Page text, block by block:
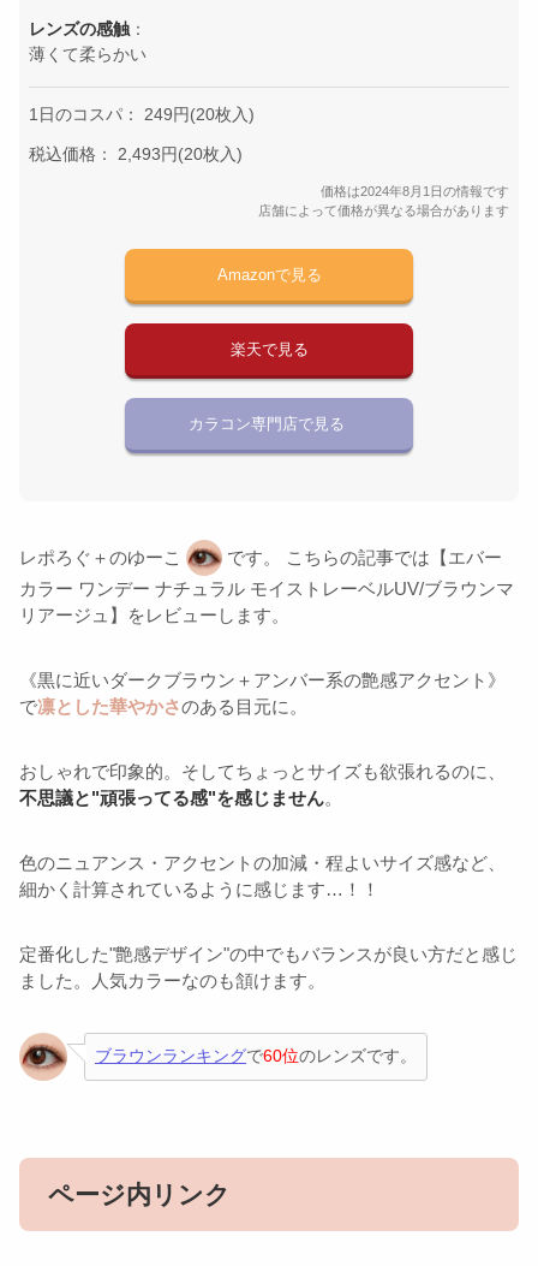
レンズの感触 ：
薄くて柔らかい
1日のコスパ： 249円(20枚入)
税込価格： 2,493円(20枚入)
価格は2024年8月1日の情報です
店舗によって価格が異なる場合があります
Amazonで見る
楽天で見る
カラコン専門店で見る
レポろぐ＋のゆーこ
です。 こちらの記事では【エバー
カラー ワンデー ナチュラル モイストレーベルUV/ブラウンマ
リアージュ】をレビューします。
《黒に近いダークブラウン＋アンバー系の艶感アクセント》
で凛とした華やかさのある目元に。
おしゃれで印象的。そしてちょっとサイズも欲張れるのに、
不思議と"頑張ってる感"を感じません。
色のニュアンス・アクセントの加減・程よいサイズ感など、
細かく計算されているように感じます…！！
定番化した"艶感デザイン"の中でもバランスが良い方だと感じ
ました。人気カラーなのも頷けます。
ブラウンランキングで60位のレンズです。
ページ内リンク